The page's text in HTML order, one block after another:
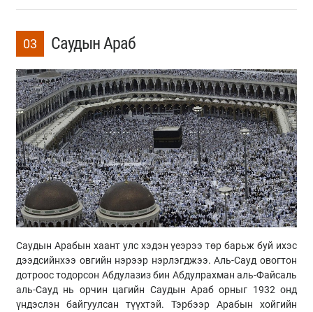
03 Саудын Араб
Саудын Арабын хаант улс хэдэн үеэрээ төр барьж буй ихэс
дээдсийнхээ овгийн нэрээр нэрлэгджээ. Аль-Сауд овогтон
дотроос тодорсон Абдулазиз бин Абдулрахман аль-Файсаль
аль-Сауд нь орчин цагийн Саудын Араб орныг 1932 онд
үндэслэн байгуулсан түүхтэй. Тэрбээр Арабын хойгийн